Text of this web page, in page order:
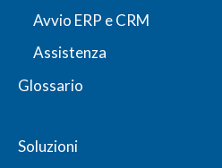
Avvio ERP e CRM
Assistenza
Glossario
Soluzioni